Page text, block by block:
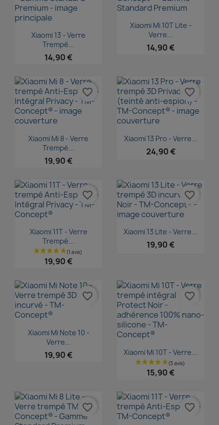
Aperçu rapide
Xiaomi 13 - Verre
Trempé...
14,90 €
Aperçu rapide
Xiaomi Mi 10T Lite -
Verre...
14,90 €
Aperçu rapide
Xiaomi Mi 8 - Verre
Trempé...
19,90 €
favorite_border
Aperçu rapide
Xiaomi 13 Pro - Verre...
24,90 €
favorite_border
Aperçu rapide
Xiaomi 11T - Verre
Trempé...
19,90 €
favorite_border
Aperçu rapide
Xiaomi 13 Lite - Verre...
19,90 €
favorite_border
Aperçu rapide
Xiaomi Mi Note 10 -
Verre...
19,90 €
favorite_border
Aperçu rapide
Xiaomi Mi 10T - Verre...
15,90 €
favorite_border
favorite_border favorite_border